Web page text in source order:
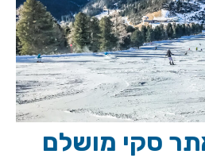
סקי מושלם